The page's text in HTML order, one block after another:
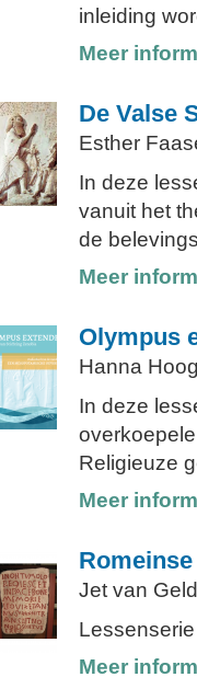
inleiding
Meer
De Valse
Esther
In deze
vanuit het
de
Meer
Olympus
Hanna
In deze
Religieuze
Meer
Jet van
Meer